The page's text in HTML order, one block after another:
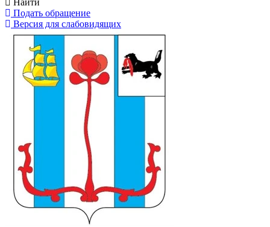
Подать обращение
Версия для слабовидящих